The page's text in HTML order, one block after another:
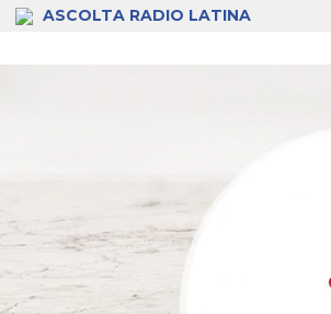
ASCOLTA RADIO LATINA